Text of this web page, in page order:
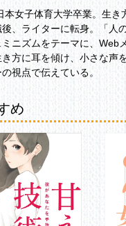
女子体育大学卒業。生き
、ライターに転身。「人
ニズムをテーマに、
方に耳を傾け、小さな声
視点で伝えている。
め